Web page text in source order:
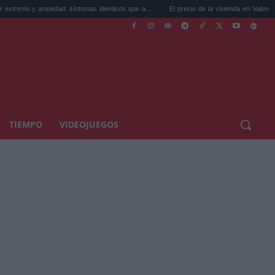
síntomas idénticos que a... El precio de la vivienda en Valencia sube a 3.485
TIEMPO VIDEOJUEGOS